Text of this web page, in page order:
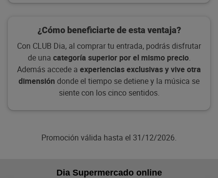
¿Cómo beneficiarte de esta ventaja?
Con CLUB Dia, al comprar tu entrada, podrás disfrutar
de una categoría superior por el mismo precio.
Además accede a experiencias exclusivas y vive otra
dimensión donde el tiempo se detiene y la música se
siente con los cinco sentidos.
Promoción válida hasta el 31/12/2026.
Dia Supermercado online